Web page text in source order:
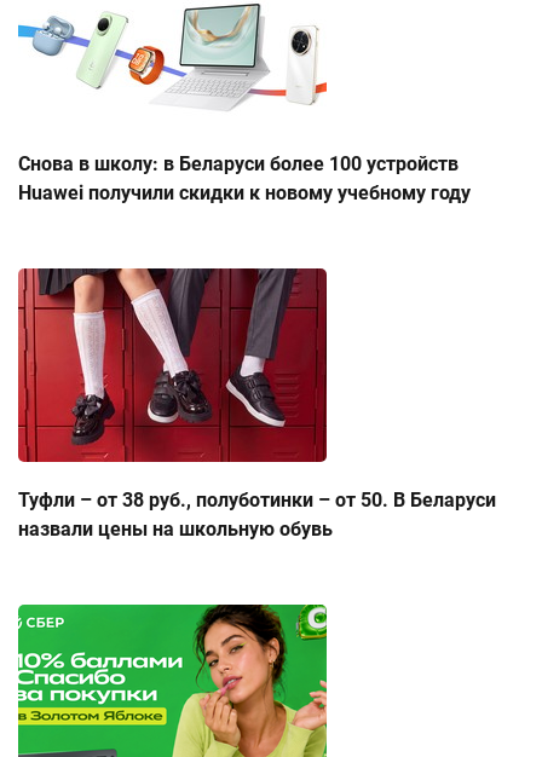
Снова в школу: в Беларуси более 100 устройств
Huawei получили скидки к новому учебному году
Туфли – от 38 руб., полуботинки – от 50. В Беларуси
назвали цены на школьную обувь